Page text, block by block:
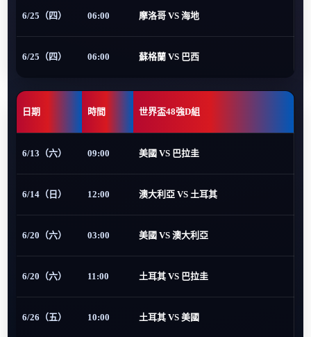
6/25（四） 06:00 摩洛哥 VS 海地
6/25（四） 06:00 蘇格蘭 VS 巴西
日期 時間 世界盃48強D組
6/13（六） 09:00 美國 VS 巴拉圭
6/14（日） 12:00 澳大利亞 VS 土耳其
6/20（六） 03:00 美國 VS 澳大利亞
6/20（六） 11:00 土耳其 VS 巴拉圭
6/26（五） 10:00 土耳其 VS 美國